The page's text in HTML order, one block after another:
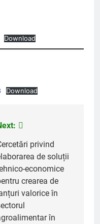
Download
Download
privind
de soluții
economice
crearea de
valorice în
în